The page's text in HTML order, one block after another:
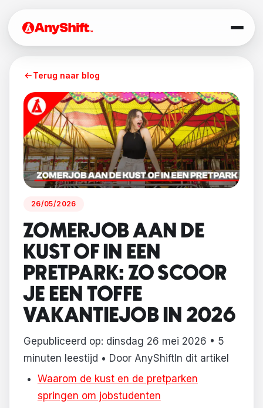
Terug naar blog
26/05/2026
ZOMERJOB AAN DE
KUST OF IN EEN
PRETPARK: ZO SCOOR
JE EEN TOFFE
VAKANTIEJOB IN 2026
Gepubliceerd op: dinsdag 26 mei 2026 • 5
minuten leestijd • Door AnyShiftIn dit artikel
Waarom de kust en de pretparken
springen om jobstudenten